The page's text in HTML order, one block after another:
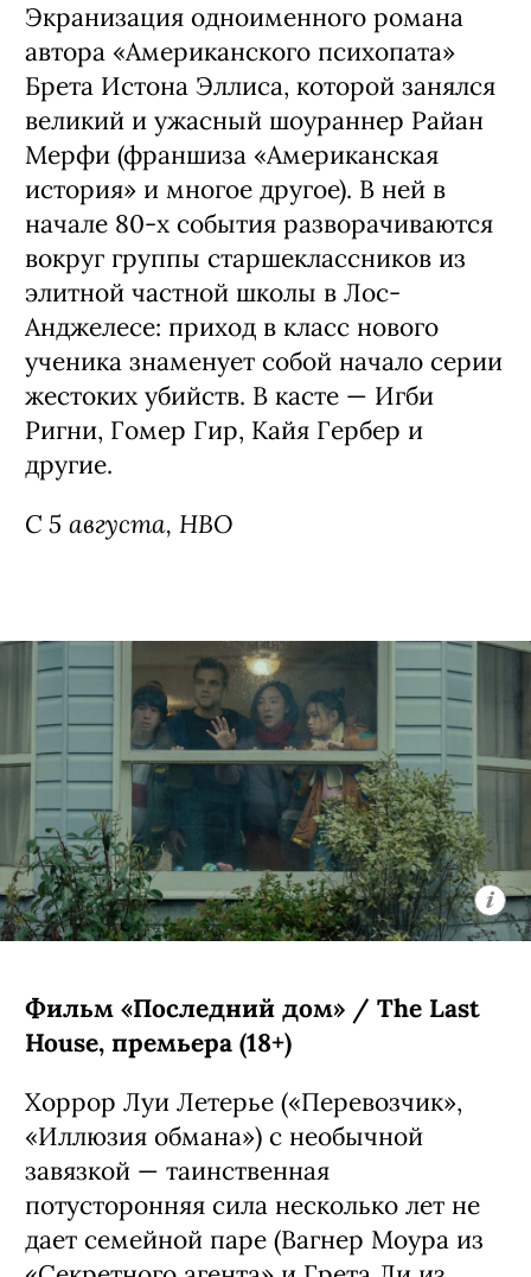
Экранизация одноименного романа
автора «Американского психопата»
Брета Истона Эллиса, которой занялся
великий и ужасный шоураннер Райан
Мерфи (франшиза «Американская
история» и многое другое). В ней в
начале 80-х события разворачиваются
вокруг группы старшеклассников из
элитной частной школы в Лос-
Анджелесе: приход в класс нового
ученика знаменует собой начало серии
жестоких убийств. В касте — Игби
Ригни, Гомер Гир, Кайя Гербер и
другие.
С 5 августа, HBO